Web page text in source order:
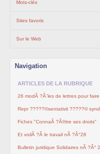
Mots-clés
Sites favoris
Sur le Web
Navigation
ARTICLES DE LA RUBRIQUE
26 modÃ ?Â¨les de lettres pour
Repr ?????©sentativit ?????©
Fiches "ConnaÃ ?Â®tre ses droits"
Et voilÃ ?Â le travail nÃ ?Â°28
Bulletin juridique Solidaires nÃ ?Â°